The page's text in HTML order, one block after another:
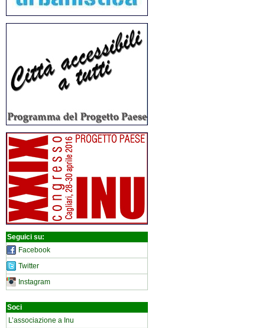
Seguici su:
Facebook
Twitter
Instagram
Soci
L’associazione a Inu